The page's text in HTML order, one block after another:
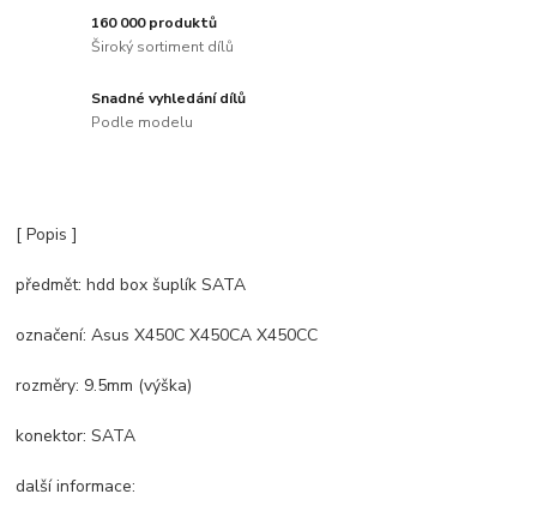
160 000 produktů
Široký sortiment dílů
Snadné vyhledání dílů
Podle modelu
[ Popis ]
předmět: hdd box šuplík SATA
označení: Asus X450C X450CA X450CC
rozměry: 9.5mm (výška)
konektor: SATA
další informace: